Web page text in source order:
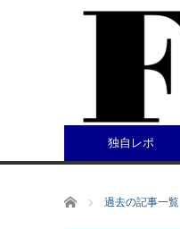
独自レポ
ホーム 過去の記事一覧